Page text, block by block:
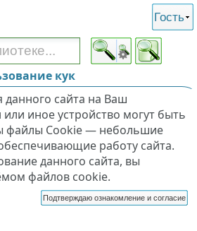
Гость
кук
сайта на Ваш
иное устройство могут быть
файлы Cookie — небольшие
работу сайта.
данного сайта, вы
файлов cookie.
Подтверждаю ознакомление и согласие